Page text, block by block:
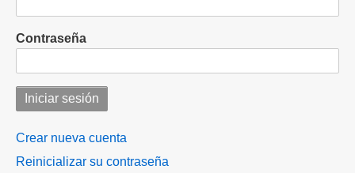
Contraseña
Crear nueva cuenta
Reinicializar su contraseña